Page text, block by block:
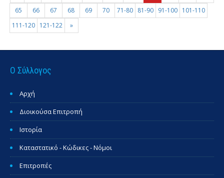
65
66 67 68 69 70 71-80 81-90 91-100 101-110
111-120 121-122 »
Ο Σύλλογος
Αρχή
Διοικούσα Επιτροπή
Ιστορία
Καταστατικό - Κώδικες - Νόμοι
Επιτροπές